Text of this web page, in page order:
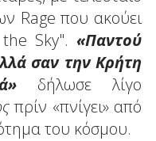
Rage που ακούει
the Sky".«Παντού
σαν την Κρήτη
» δήλωσε λίγο
πρίν «πνίγει» από
του κόσμου.